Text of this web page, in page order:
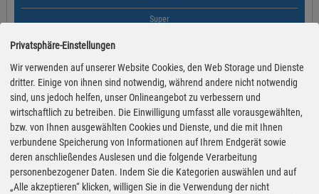
Super
ARAL
Kölner Straße 35
Super Preise in Puderbach
Bester Super E10 Preis in
Puderbach
2.029€
Privatsphäre-Einstellungen
Wir verwenden auf unserer Website Cookies, den Web Storage und Dienste
dritter. Einige von ihnen sind notwendig, während andere nicht notwendig
sind, uns jedoch helfen, unser Onlineangebot zu verbessern und
wirtschaftlich zu betreiben. Die Einwilligung umfasst alle vorausgewählten,
bzw. von Ihnen ausgewählten Cookies und Dienste, und die mit Ihnen
verbundene Speicherung von Informationen auf Ihrem Endgerät sowie
deren anschließendes Auslesen und die folgende Verarbeitung
personenbezogener Daten. Indem Sie die Kategorien auswählen und auf
„Alle akzeptieren“ klicken, willigen Sie in die Verwendung der nicht